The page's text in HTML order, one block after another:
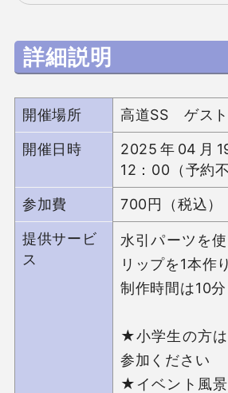
詳細説明
開催場所 高道SS ゲス
開催日時
2025年04月
12：00（予約
参加費 700円（税込）
提供サービ
ス
水引パーツを
リップを1本作
制作時間は10
★小学生の方
参加ください
★イベント風